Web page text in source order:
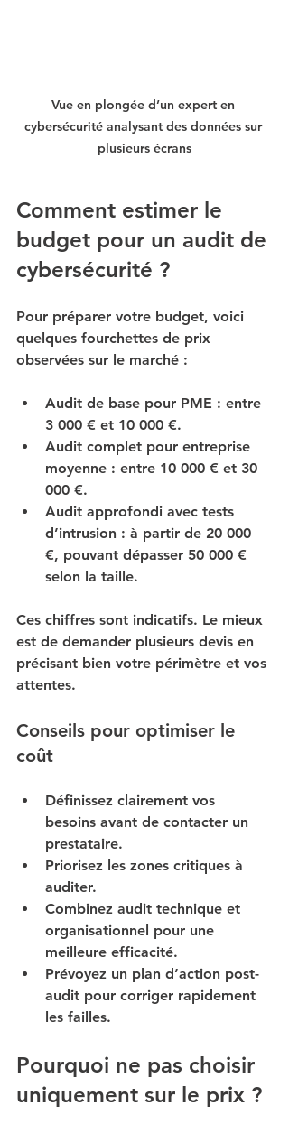
Vue en plongée d’un expert en
cybersécurité analysant des données sur
plusieurs écrans
Comment estimer le
budget pour un audit de
cybersécurité ?
Pour préparer votre budget, voici
quelques fourchettes de prix
observées sur le marché :
Audit de base pour PME : entre
3 000 € et 10 000 €.
Audit complet pour entreprise
moyenne : entre 10 000 € et 30
000 €.
Audit approfondi avec tests
d’intrusion : à partir de 20 000
€, pouvant dépasser 50 000 €
selon la taille.
Ces chiffres sont indicatifs. Le mieux
est de demander plusieurs devis en
précisant bien votre périmètre et vos
attentes.
Conseils pour optimiser le
coût
Définissez clairement vos
besoins avant de contacter un
prestataire.
Priorisez les zones critiques à
auditer.
Combinez audit technique et
organisationnel pour une
meilleure efficacité.
Prévoyez un plan d’action post-
audit pour corriger rapidement
les failles.
Pourquoi ne pas choisir
uniquement sur le prix ?